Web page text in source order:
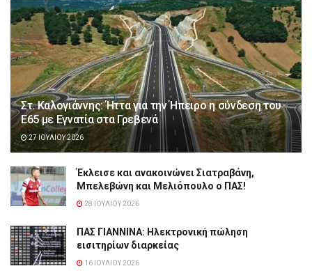
Στ. Καλογιάννης: Ήττα για την Ήπειρο η σύνδεση του
Ε65 με Εγνατία στα Γρεβενά
27 ΙΟΥΛΊΟΥ 2026
Έκλεισε και ανακοινώνει Σιατραβάνη,
Μπελεβώνη και Μελιόπουλο ο ΠΑΣ!
28 ΙΟΥΛΊΟΥ 2026
ΠΑΣ ΓΙΑΝΝΙΝΑ: Hλεκτρονική πώληση
εισιτηρίων διαρκείας
16 ΙΟΥΛΊΟΥ 2026